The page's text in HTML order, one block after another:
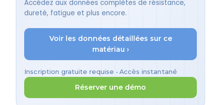
Accédez aux données complètes de résistance,
dureté, fatigue et plus encore.
Voir les données détaillées sur ce
matériau ›
Inscription gratuite requise • Accès instantané
Réserver une démo